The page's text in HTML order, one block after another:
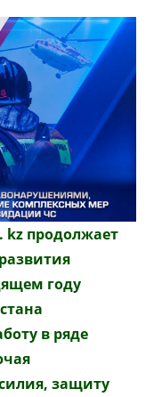
kz продолжает
году
в ряде
защиту